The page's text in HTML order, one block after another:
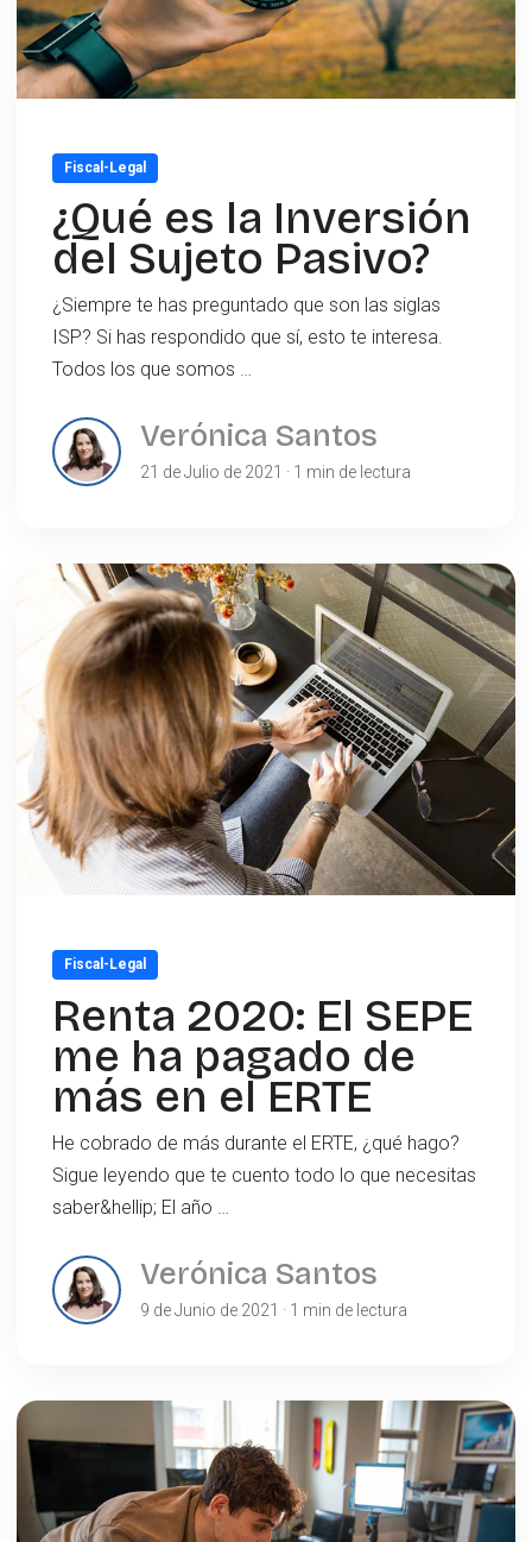
Fiscal-Legal
¿Qué es la Inversión
del Sujeto Pasivo?
¿Siempre te has preguntado que son las siglas
ISP? Si has respondido que sí, esto te interesa.
Todos los que somos …
Verónica Santos
21 de Julio de 2021 · 1 min de lectura
Fiscal-Legal
Renta 2020: El SEPE
me ha pagado de
más en el ERTE
He cobrado de más durante el ERTE, ¿qué hago?
Sigue leyendo que te cuento todo lo que necesitas
saber&hellip; El año …
Verónica Santos
9 de Junio de 2021 · 1 min de lectura